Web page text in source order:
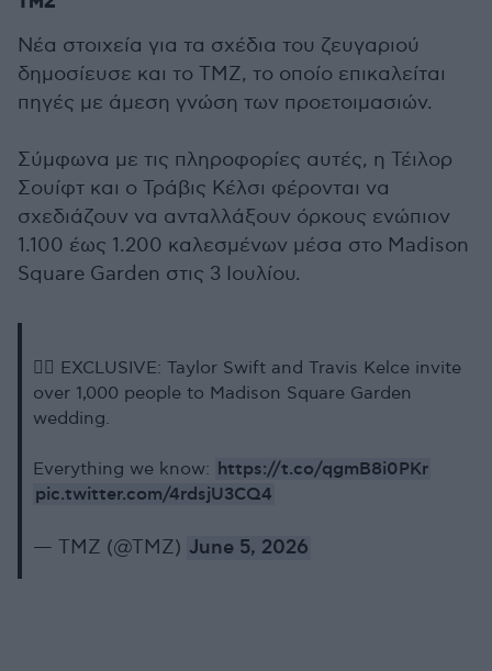
Νέα στοιχεία για τα σχέδια του ζευγαριού
δημοσίευσε και το TMZ, το οποίο επικαλείται
πηγές με άμεση γνώση των προετοιμασιών.
Σύμφωνα με τις πληροφορίες αυτές, η Τέιλορ
Σουίφτ και ο Τράβις Κέλσι φέρονται να
σχεδιάζουν να ανταλλάξουν όρκους ενώπιον
1.100 έως 1.200 καλεσμένων μέσα στο Madison
Square Garden στις 3 Ιουλίου.
👰‍♀️ EXCLUSIVE: Taylor Swift and Travis Kelce invite
over 1,000 people to Madison Square Garden
wedding.
Everything we know: https://t.co/qgmB8i0PKr
pic.twitter.com/4rdsjU3CQ4
— TMZ (@TMZ) June 5, 2026